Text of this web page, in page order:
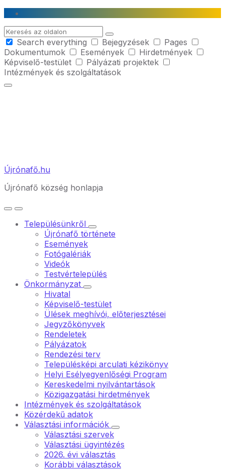
Skip
content
Skip
main
navigation
Skip
footer
Search
Search everything
Bejegyzések
Pages
Dokumentumok
Események
Hirdetmények
Képviselő-testület
Pályázati projektek
Intézmények és szolgáltatások
Újrónafő.hu
Újrónafő község honlapja
Településünkről
Újrónafő története
Események
Fotógalériák
Videók
Testvértelepülés
Önkormányzat
Hivatal
Képviselő-testület
Ülések meghívói, előterjesztései
Jegyzőkönyvek
Rendeletek
Pályázatok
Rendezési terv
Településképi arculati kézikönyv
Helyi Esélyegyenlőségi Program
Kereskedelmi nyilvántartások
Közigazgatási hirdetmények
Intézmények és szolgáltatások
Közérdekű adatok
Választási információk
Választási szervek
Választási ügyintézés
2026. évi választás
Korábbi választások